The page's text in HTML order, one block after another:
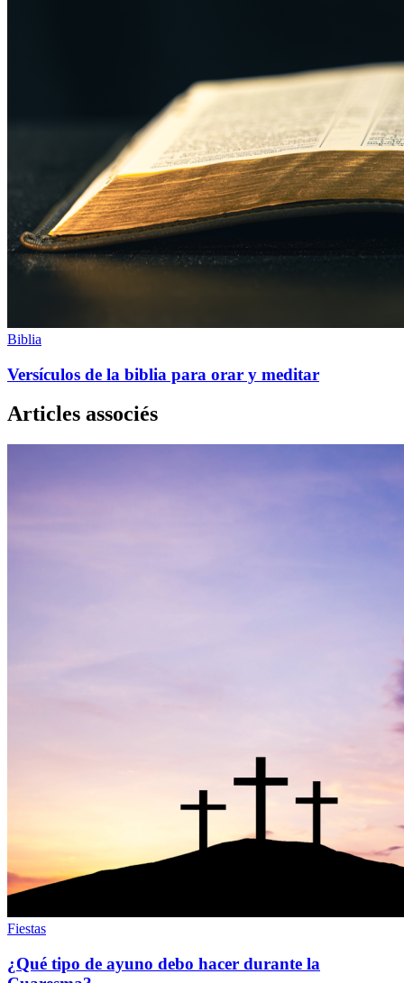
Biblia
Versículos de la biblia para orar y meditar
Articles associés
Fiestas
¿Qué tipo de ayuno debo hacer durante la